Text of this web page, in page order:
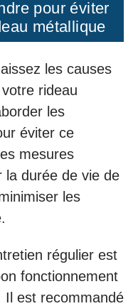
pour éviter
métallique
les causes
rideau
les
éviter ce
mesures
la durée de vie de
les
régulier est
fonctionnement
Il est recommandé